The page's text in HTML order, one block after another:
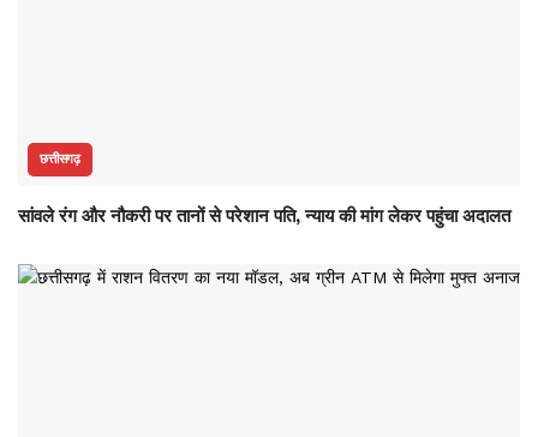
छत्तीसगढ़
सांवले रंग और नौकरी पर तानों से परेशान पति, न्याय की मांग लेकर पहुंचा अदालत